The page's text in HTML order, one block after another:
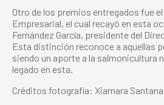
Otro de los premios entregados fue
Empresarial, el cual recayó en esta
Fernández García, presidente del
Esta distinción reconoce a aquellas
siendo un aporte a la salmonicultura
legado en esta.
Créditos fotografía: Xiamara Santana